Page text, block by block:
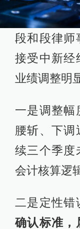
段和段律师
接受中新经
业绩调整明
一是调整幅
腰斩、下调
续三个季度
会计核算逻
二是定性错
确认标准，